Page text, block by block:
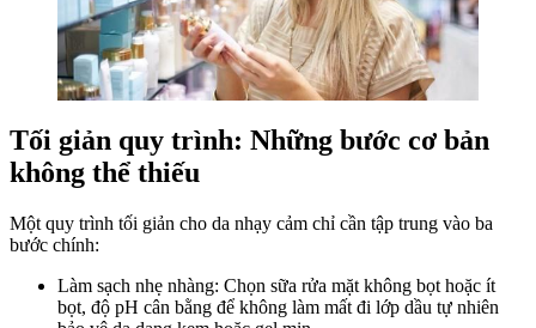
Tối giản quy trình: Những bước cơ bản
không thể thiếu
Một quy trình tối giản cho da nhạy cảm chỉ cần tập trung vào ba
bước chính:
Làm sạch nhẹ nhàng: Chọn sữa rửa mặt không bọt hoặc ít
bọt, độ pH cân bằng để không làm mất đi lớp dầu tự nhiên